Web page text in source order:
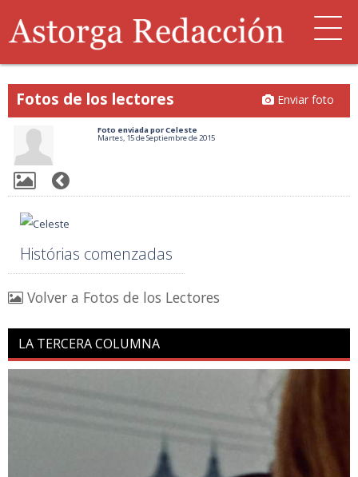
Fotos de los lectores Enviar foto
Foto enviada por Celeste
Martes, 15 de Septiembre de 2015
Histórias comenzadas
Volver a Fotos de los Lectores
LA TERCERA COLUMNA